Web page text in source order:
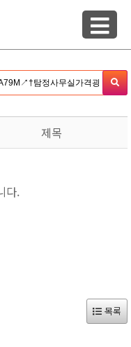
제목
다.
목록